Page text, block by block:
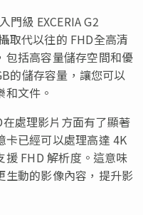
門級 EXCERIA G2
取代以往的 FHD全高清
包括高容量儲存空間和優
的儲存容量，讓您可以
文件。
處理影片方面有了顯著
卡已經可以處理高達 4K
FHD 解析度。這意味
生動的影像內容，提升影